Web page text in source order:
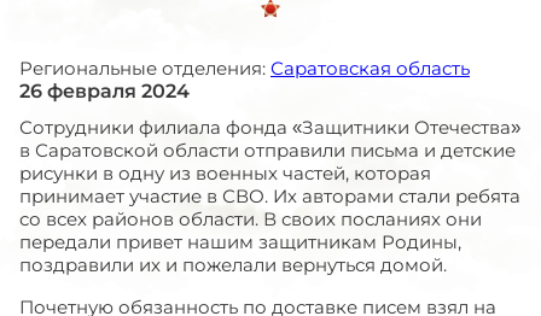
Региональные отделения: Саратовская область
26 февраля 2024
Сотрудники филиала фонда «Защитники Отечества»
в Саратовской области отправили письма и детские
рисунки в одну из военных частей, которая
принимает участие в СВО. Их авторами стали ребята
со всех районов области. В своих посланиях они
передали привет нашим защитникам Родины,
поздравили их и пожелали вернуться домой.
Почетную обязанность по доставке писем взял на